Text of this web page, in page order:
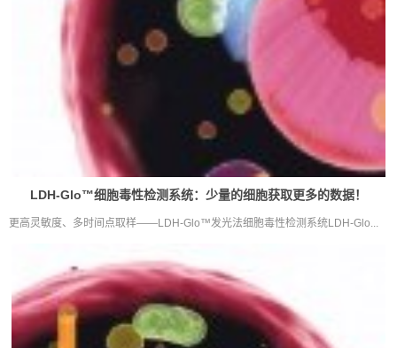
LDH-Glo™细胞毒性检测系统：少量的细胞获取更多的数据！
更高灵敏度、多时间点取样——LDH-Glo™发光法细胞毒性检测系统LDH-Glo...